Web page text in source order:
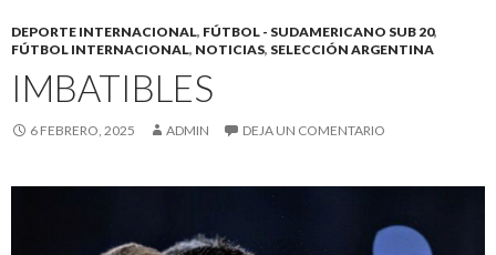
DEPORTE INTERNACIONAL, FÚTBOL - SUDAMERICANO SUB 20,
FÚTBOL INTERNACIONAL, NOTICIAS, SELECCIÓN ARGENTINA
IMBATIBLES
6 FEBRERO, 2025 ADMIN DEJA UN COMENTARIO